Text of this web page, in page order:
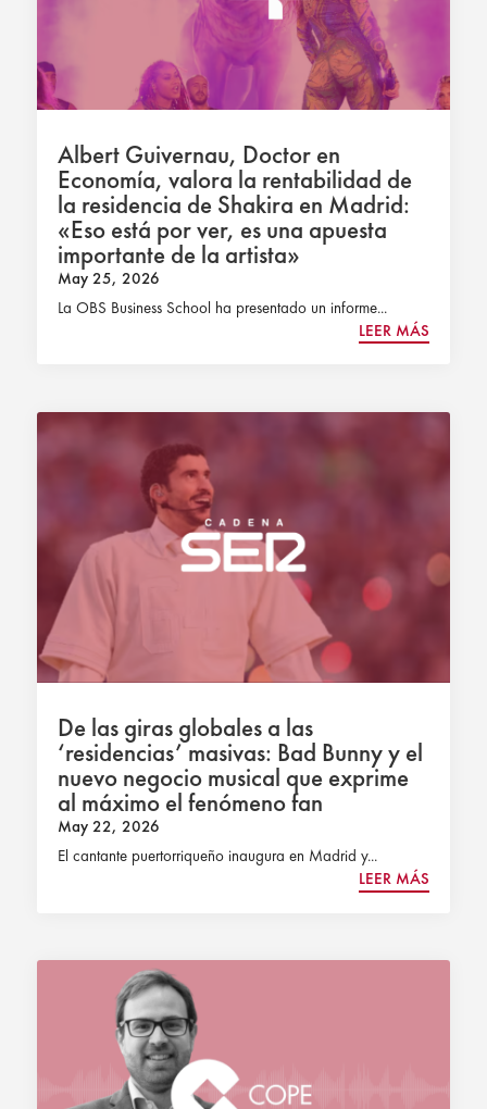
Albert Guivernau, Doctor en
Economía, valora la rentabilidad de
la residencia de Shakira en Madrid:
«Eso está por ver, es una apuesta
importante de la artista»
May 25, 2026
La OBS Business School ha presentado un informe...
LEER MÁS
De las giras globales a las
‘residencias’ masivas: Bad Bunny y el
nuevo negocio musical que exprime
al máximo el fenómeno fan
May 22, 2026
El cantante puertorriqueño inaugura en Madrid y...
LEER MÁS